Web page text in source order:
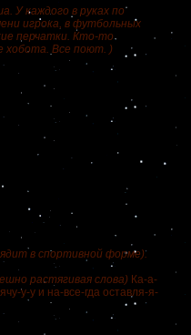
У каждого в руках по
игрока, в футбольных
перчатки. Кто-то
хобота. Все поют. )
в спортивной форме).
растягивая слова) Ка-а-
у-у и на-все-гда оставля-я-